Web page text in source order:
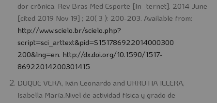
dor crônica. Rev Bras Med Esporte [In- ternet]. 2014 June
[cited 2019 Nov 19] ; 20( 3 ): 200-203. Available from:
http://www.scielo.br/scielo.php?
script=sci_arttext&pid=S151786922014000300
200&lng=en. http://dx.doi.org/10.1590/1517-
86922014200301415
DUQUE VERA, Iván Leonardo and URRUTIA ILLERA,
Isabella María.Nivel de actividad física y grado de